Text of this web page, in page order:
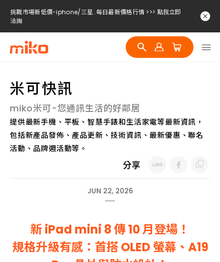
挑戰市場新低價-iphone/三星..每日最新價格行情 >>> 點我立即
洽詢
挑戰市場新低價-iphone/三星..每日最新價格行情 >>> 點我立即
洽詢
挑戰市場新低價-iphone/三星..每日最新價格行情 >>> 點我立即
米可快訊
miko米可-您通訊生活的好鄰居
提供最新手機、平板、智慧手錶和生活家電等最新資訊，
包括新產品發佈、產品更新、技術資訊、最新優惠、聯名
活動、品牌週活動等。
分享
JUN 22, 2026
新 iPad mini 8 傳 10 月登場！
規格升級有感：首搭 OLED 螢幕、A19